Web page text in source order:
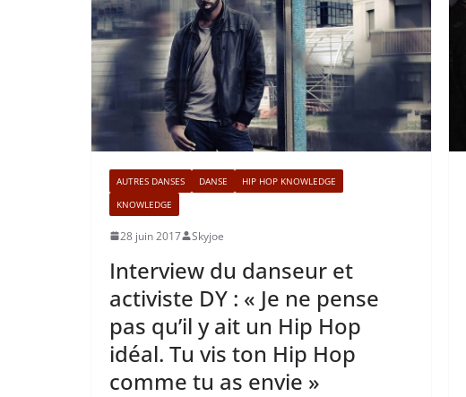
AUTRES DANSES DANSE
HIP HOP KNOWLEDGE
KNOWLEDGE
28 juin 2017 Skyjoe
Interview du danseur et
activiste DY : « Je ne pense
pas qu’il y ait un Hip Hop
idéal. Tu vis ton Hip Hop
comme tu as envie »